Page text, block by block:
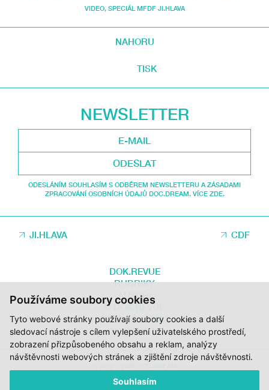
Používáme soubory cookies
Tyto webové stránky používají soubory cookies a další
sledovací nástroje s cílem vylepšení uživatelského prostředí,
zobrazení přizpůsobeného obsahu a reklam, analýzy
návštěvnosti webových stránek a zjištění zdroje návštěvnosti.
Souhlasím
VIDEO, SPECIÁL MFDF JI.HLAVA
NAHORU
TISK
NEWSLETTER
ODESLAT
ODESLÁNÍM SOUHLASÍM S ODBĚREM NEWSLETTERU A ZÁSADAMI
ZPRACOVÁNÍ OSOBNÍCH ÚDAJŮ DOC.DREAM. VÍCE ZDE.
JI.HLAVA CDF
DOK.REVUE
RUBRIKY
AUTOŘI
O DOK.REVUE
PODPOŘTE NÁS
KONTAKTY
ZA PODPORY STÁTNÍHO FONDU KINEMATOGRAFIE, KRAJE VYSOČINA A